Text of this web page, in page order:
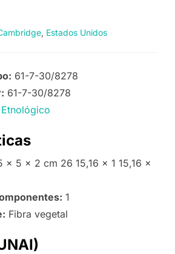
Estados Unidos
61-7-30/8278
61-7-30/8278
Etnológico
x 5 x 2 cm 26 15,16 x 1 15,16 x
1
Fibra vegetal